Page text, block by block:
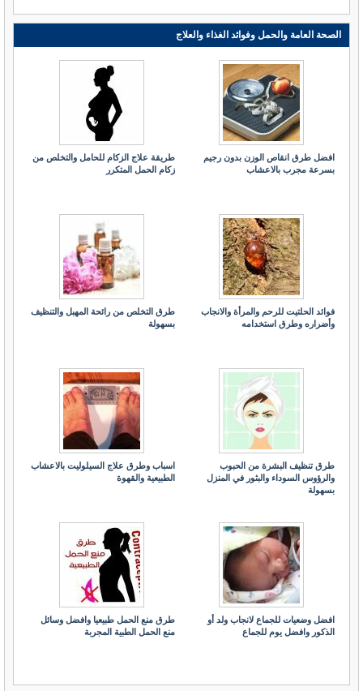
الصحة العامة والحمل وفوائد الغذاء والعلاج
افضل طرق انقاص الوزن بدون رجيم
بسرعة مجرب بالاعشاب
طريقة علاج الزكام للحامل والتخلص من
زكام الحمل المتكرر
فوائد الحلتيت للرحم والمرأة والانجاب
وأضراره وطرق استخدامه
طرق التخلص من رائحة المهبل والتنظيف
بسهولة
طرق تنظيف البشرة من الحبوب
والرؤوس السوداء والبثور في المنزل
بسهولة
اسباب وطرق علاج السيلوليت بالاعشاب
الطبيعية والقهوة
افضل وضعيات للجماع لانجاب ولد أو
الذكور وافضل يوم للجماع
طرق منع الحمل طبيعيا وافضل وسائل
منع الحمل الطبية المجربة